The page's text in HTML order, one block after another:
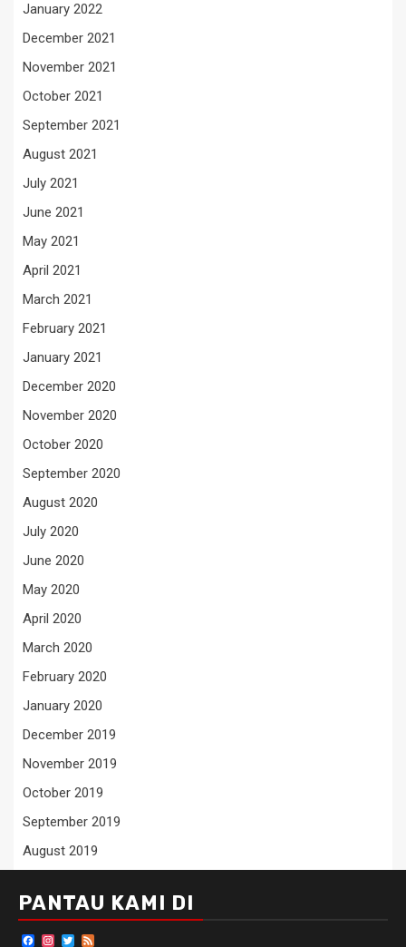
January 2022
December 2021
November 2021
October 2021
September 2021
August 2021
July 2021
June 2021
May 2021
April 2021
March 2021
February 2021
January 2021
December 2020
November 2020
October 2020
September 2020
August 2020
July 2020
June 2020
May 2020
April 2020
March 2020
February 2020
January 2020
December 2019
November 2019
October 2019
September 2019
August 2019
PANTAU KAMI DI
Facebook
Instagram
Twitter